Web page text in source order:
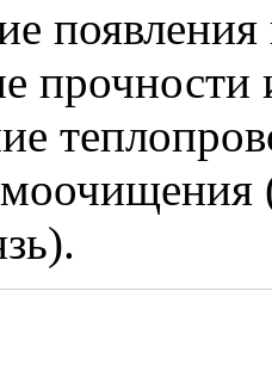
прочности